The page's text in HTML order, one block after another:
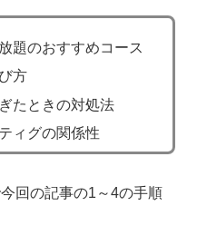
題のおすすめコース
方
たときの対処法
ィグの関係性
回の記事の1～4の手順